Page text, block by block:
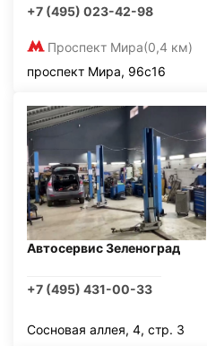
+7 (495) 023-42-98
Проспект Мира(0,4 км)
проспект Мира, 96с16
Автосервис Зеленоград
+7 (495) 431-00-33
Сосновая аллея, 4, стр. 3